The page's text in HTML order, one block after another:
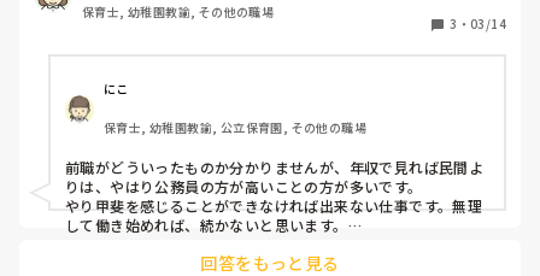
公務員を蹴るか悩んでいるのは、やはり異動が苦手、保育職
としての応募で幼稚園も市内にあるのに、配属先を尋ねると
保育園内での異動しか叶わないという進みたい道との相違、
前職の給与より5万近く下がっての月給スタート、書類業務
や市内の祭りなどの行事参加等雑務が増えるというマイナス
面がある。本人は、幼稚園での勤務や子育て支援センターで
の勤務等を経験したいと思っていたがそれが出来ないとの
話。
もったいないなあと思うのは、長く勤めた時の退職金がやは
り民間と比べると桁違い、育休が3年取得が出来るという点
保育士, 幼稚園教諭, その他の職場
3 ・ 03/14
にこ
保育士, 幼稚園教諭, 公立保育園, その他の職場
前職がどういったものか分かりませんが、年収で見れば民間よ
りは、やはり公務員の方が高いことの方が多いです。
やり甲斐を感じることができなければ出来ない仕事です。無理
して働き始めれば、続かないと思います。
年あるわけではありません。 回答をもっと見る